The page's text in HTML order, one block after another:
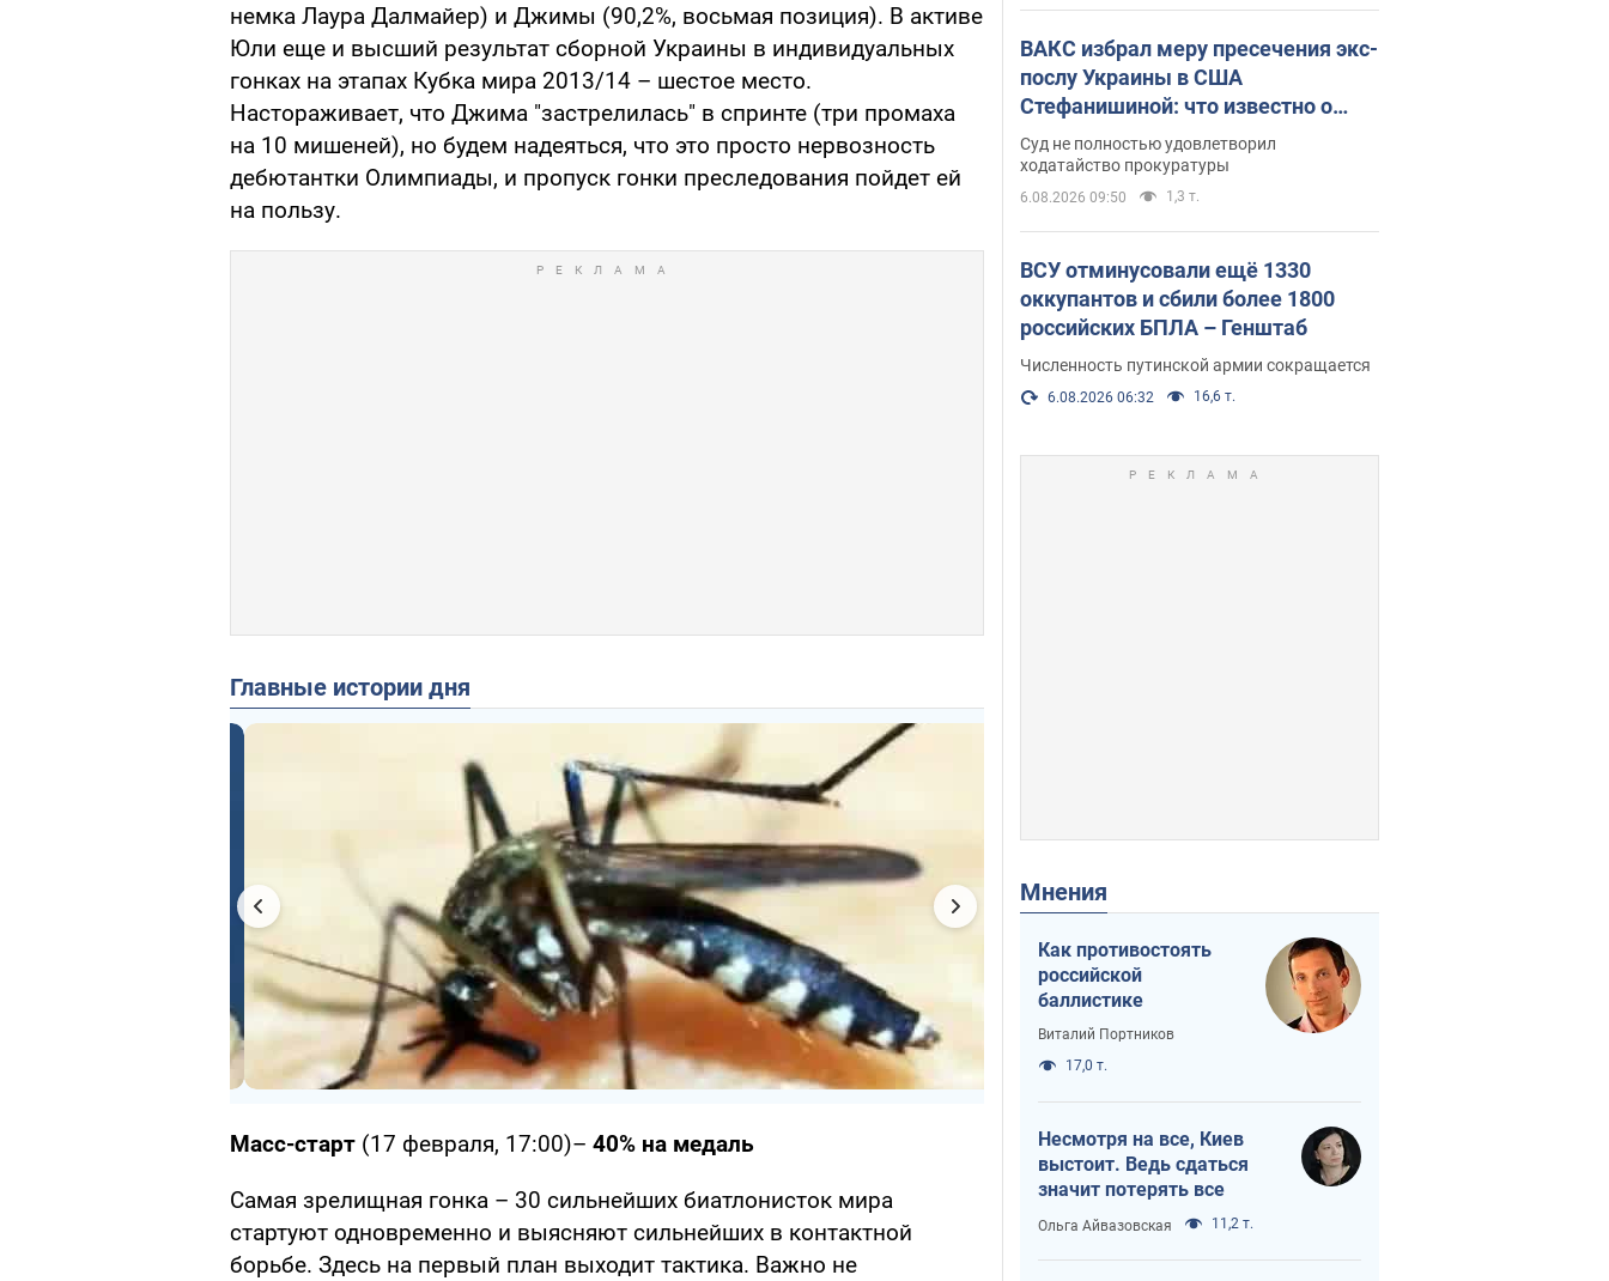
немка Лаура Далмайер) и Джимы (90,2%, восьмая позиция). В активе
Юли еще и высший результат сборной Украины в индивидуальных
гонках на этапах Кубка мира 2013/14 – шестое место.
Настораживает, что Джима "застрелилась" в спринте (три промаха
на 10 мишеней), но будем надеяться, что это просто нервозность
дебютантки Олимпиады, и пропуск гонки преследования пойдет ей
на пользу.
Главные истории дня
Масс-старт (17 февраля, 17:00)– 40% на медаль
Самая зрелищная гонка – 30 сильнейших биатлонисток мира
стартуют одновременно и выясняют сильнейших в контактной
борьбе. Здесь на первый план выходит тактика. Важно не
ВАКС избрал меру пресечения экс-
послу Украины в США
Стефанишиной: что известно о
деле
Суд не полностью удовлетворил
ходатайство прокуратуры
6.08.2026 09:50 1,3 т.
ВСУ отминусовали ещё 1330
оккупантов и сбили более 1800
российских БПЛА – Генштаб
Численность путинской армии сокращается
6.08.2026 06:32 16,6 т.
Мнения
Как противостоять
российской
баллистике
Виталий Портников
17,0 т.
Несмотря на все, Киев
выстоит. Ведь сдаться
значит потерять все
Ольга Айвазовская 11,2 т.